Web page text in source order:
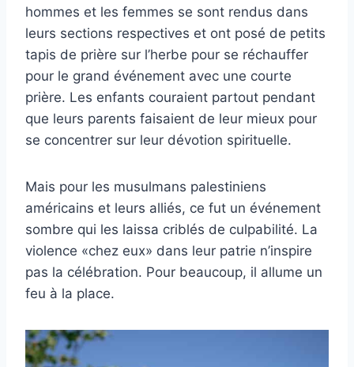
hommes et les femmes se sont rendus dans
leurs sections respectives et ont posé de petits
tapis de prière sur l’herbe pour se réchauffer
pour le grand événement avec une courte
prière. Les enfants couraient partout pendant
que leurs parents faisaient de leur mieux pour
se concentrer sur leur dévotion spirituelle.
Mais pour les musulmans palestiniens
américains et leurs alliés, ce fut un événement
sombre qui les laissa criblés de culpabilité. La
violence «chez eux» dans leur patrie n’inspire
pas la célébration. Pour beaucoup, il allume un
feu à la place.